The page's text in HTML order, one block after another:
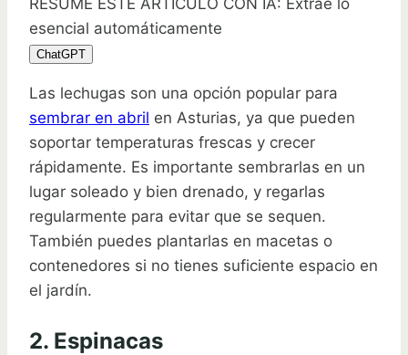
esencial automáticamente
ChatGPT
Las lechugas son una opción popular para
sembrar en abril en Asturias, ya que pueden
soportar temperaturas frescas y crecer
rápidamente. Es importante sembrarlas en un
lugar soleado y bien drenado, y regarlas
regularmente para evitar que se sequen.
También puedes plantarlas en macetas o
contenedores si no tienes suficiente espacio en
el jardín.
2. Espinacas